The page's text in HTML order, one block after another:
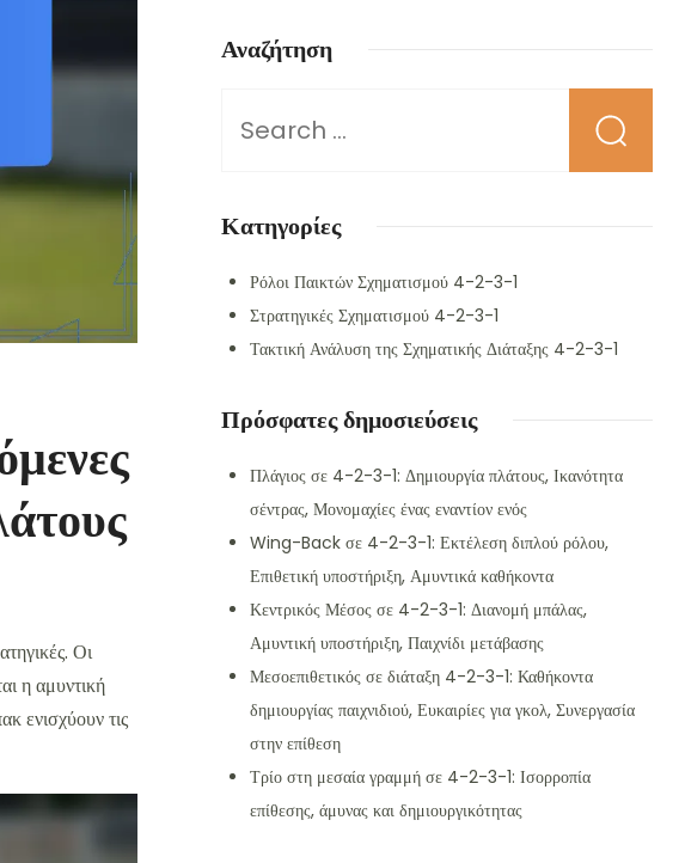
Οι
η αμυντική
ενισχύουν τις
Αναζήτηση
for
Κατηγορίες
Ρόλοι Παικτών Σχηματισμού 4-2-3-1
Στρατηγικές Σχηματισμού 4-2-3-1
Τακτική Ανάλυση της Σχηματικής Διάταξης 4-2-3-1
Πρόσφατες δημοσιεύσεις
Πλάγιος σε 4-2-3-1: Δημιουργία πλάτους, Ικανότητα
σέντρας, Μονομαχίες ένας εναντίον ενός
Wing-Back σε 4-2-3-1: Εκτέλεση διπλού ρόλου,
Επιθετική υποστήριξη, Αμυντικά καθήκοντα
Κεντρικός Μέσος σε 4-2-3-1: Διανομή μπάλας,
Αμυντική υποστήριξη, Παιχνίδι μετάβασης
Μεσοεπιθετικός σε διάταξη 4-2-3-1: Καθήκοντα
δημιουργίας παιχνιδιού, Ευκαιρίες για γκολ, Συνεργασία
στην επίθεση
Τρίο στη μεσαία γραμμή σε 4-2-3-1: Ισορροπία
επίθεσης, άμυνας και δημιουργικότητας